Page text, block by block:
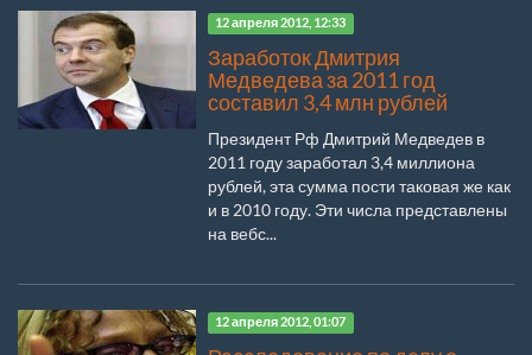
12 апреля 2012, 12:33
Заработок Дмитрия
Медведева за 2011 год
составил 3,4 млн рублей
Президент Рф Дмитрий Медведев в
2011 году заработал 3,4 миллиона
рублей, эта сумма пости таковая же как
и в 2010 году. Эти числа представлены
на вебс...
12 апреля 2012, 01:07